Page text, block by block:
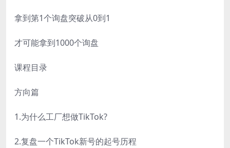
拿到第1个询盘突破从0到1
才可能拿到1000个询盘
课程目录
方向篇
1.为什么工厂想做TikTok?
2.复盘一个TikTok新号的起号历程